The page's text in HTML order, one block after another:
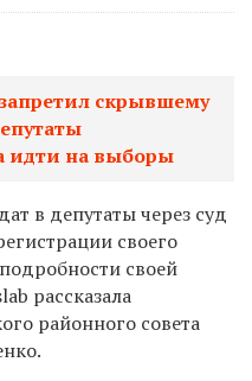
скрывшему
идти на выборы
в депутаты через суд
своего
своей
рассказала
районного совета